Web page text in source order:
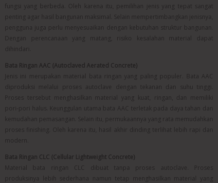
fungsi yang berbeda. Oleh karena itu, pemilihan jenis yang tepat sangat
penting agar hasil bangunan maksimal. Selain mempertimbangkan jenisnya,
pengguna juga perlu menyesuaikan dengan kebutuhan struktur bangunan.
Dengan perencanaan yang matang, risiko kesalahan material dapat
dihindari.
Bata Ringan AAC (Autoclaved Aerated Concrete)
Jenis ini merupakan material bata ringan yang paling populer. Bata AAC
diproduksi melalui proses autoclave dengan tekanan dan suhu tinggi.
Proses tersebut menghasilkan material yang kuat, ringan, dan memiliki
pori-pori halus. Keunggulan utama bata AAC terletak pada daya tahan dan
kemudahan pemasangan. Selain itu, permukaannya yang rata memudahkan
proses finishing. Oleh karena itu, hasil akhir dinding terlihat lebih rapi dan
modern.
Bata Ringan CLC (Cellular Lightweight Concrete)
Material bata ringan CLC dibuat tanpa proses autoclave. Proses
produksinya lebih sederhana namun tetap menghasilkan material yang